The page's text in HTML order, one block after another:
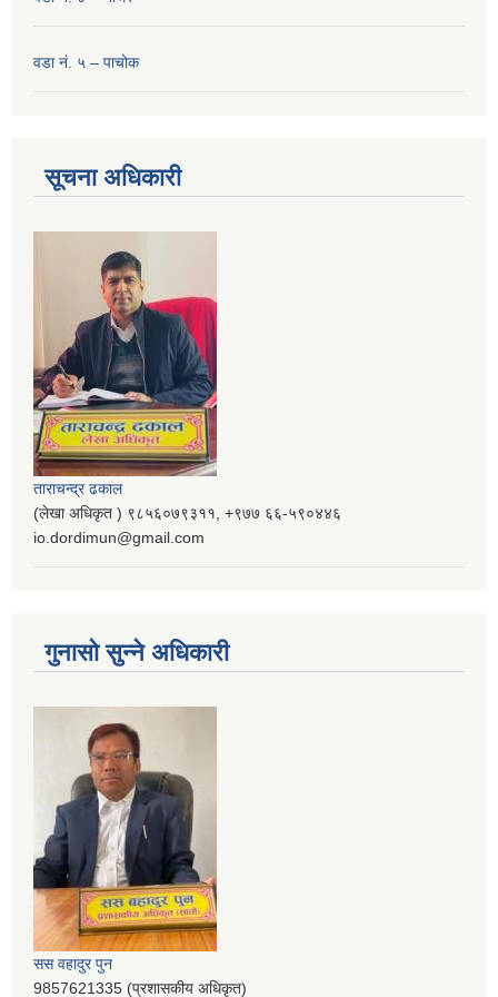
वडा नं. ५ – पाचोक
सूचना अधिकारी
ताराचन्द्र ढकाल
(लेखा अधिकृत ) ९८५६०७९३११, ‌‍‍+९७७ ६६-५९०४४६
io.dordimun@gmail.com
गुनासो सुन्ने अधिकारी
सस वहादुर पुन
9857621335 (प्रशासकीय अधिकृत)